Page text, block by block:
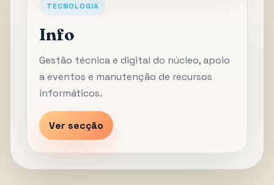
TECNOLOGIA
Info
Gestão técnica e digital do núcleo, apoio
a eventos e manutenção de recursos
informáticos.
Ver secção